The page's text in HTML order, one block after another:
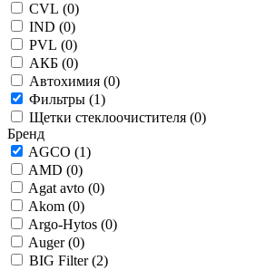
CVL (0)
IND (0)
PVL (0)
АКБ (0)
Автохимия (0)
Фильтры (1)
Щетки стеклоочистителя (0)
Бренд
AGCO (1)
AMD (0)
Agat avto (0)
Akom (0)
Argo-Hytos (0)
Auger (0)
BIG Filter (2)